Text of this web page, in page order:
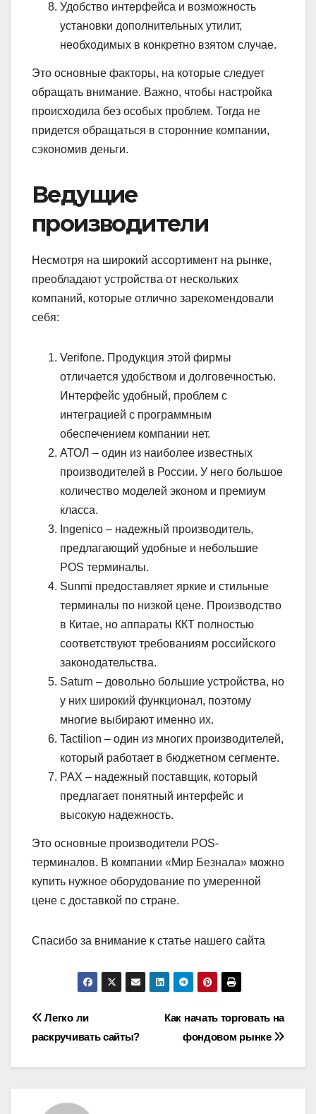
Удобство интерфейса и возможность
установки дополнительных утилит,
необходимых в конкретно взятом случае.
Это основные факторы, на которые следует
обращать внимание. Важно, чтобы настройка
происходила без особых проблем. Тогда не
придется обращаться в сторонние компании,
сэкономив деньги.
Ведущие
производители
Несмотря на широкий ассортимент на рынке,
преобладают устройства от нескольких
компаний, которые отлично зарекомендовали
себя:
Verifone. Продукция этой фирмы
отличается удобством и долговечностью.
Интерфейс удобный, проблем с
интеграцией с программным
обеспечением компании нет.
АТОЛ – один из наиболее известных
производителей в России. У него большое
количество моделей эконом и премиум
класса.
Ingenico – надежный производитель,
предлагающий удобные и небольшие
POS терминалы.
Sunmi предоставляет яркие и стильные
терминалы по низкой цене. Производство
в Китае, но аппараты ККТ полностью
соответствуют требованиям российского
законодательства.
Saturn – довольно большие устройства, но
у них широкий функционал, поэтому
многие выбирают именно их.
Tactilion – один из многих производителей,
который работает в бюджетном сегменте.
PAX – надежный поставщик, который
предлагает понятный интерфейс и
высокую надежность.
Это основные производители POS-
терминалов. В компании «Мир Безнала» можно
купить нужное оборудование по умеренной
цене с доставкой по стране.
Спасибо за внимание к статье нашего сайта
Навигация
по
Как начать торговать на
фондовом рынке
Легко ли
раскручивать сайты?